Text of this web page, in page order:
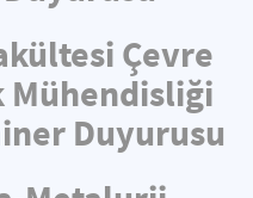
Çevre
Mühendisliği
Duyurusu